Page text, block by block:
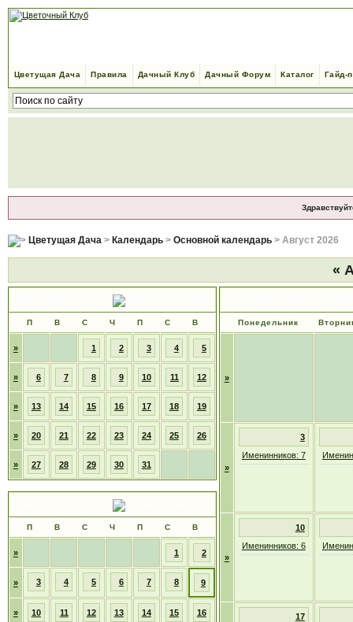
Цветущая Дача Правила Дачный Клуб Дачный Форум Каталог Гайд-
Цветущая Дача> Календарь> Основной календарь> Август 2026
«
П В С Ч П С В
» 1 2 3 4 5
» 6 7 8 9 10 11 12
» 13 14 15 16 17 18 19
» 20 21 22 23 24 25 26
» 27 28 29 30 31
П В С Ч П С В
» 1 2
» 3 4 5 6 7 8 9
» 10 11 12 13 14 15 16
Понедельник
»
»
3
Именинников: 7
»
10
Именинников: 6
17